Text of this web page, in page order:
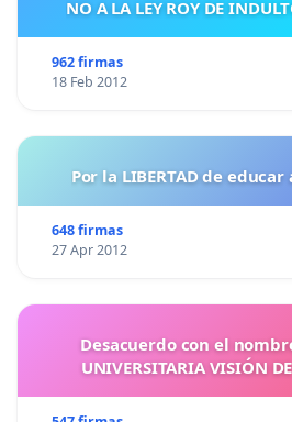
NO A LA LEY ROY DE
962 firmas
18 Feb 2012
Por la LIBERTAD de
648 firmas
27 Apr 2012
Desacuerdo con el
UNIVERSITARIA VISIÓN